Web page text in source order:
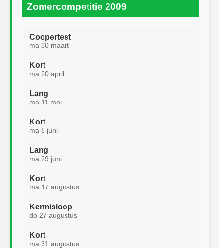
Zomercompetitie 2009
Coopertest
ma 30 maart
Kort
ma 20 april
Lang
ma 11 mei
Kort
ma 8 juni
Lang
ma 29 juni
Kort
ma 17 augustus
Kermisloop
do 27 augustus
Kort
ma 31 augustus